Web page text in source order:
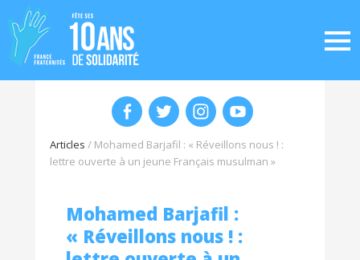
Articles / Mohamed Barjafil : « Réveillons nous ! :
lettre ouverte à un jeune Français musulman »
Mohamed Barjafil :
« Réveillons nous ! :